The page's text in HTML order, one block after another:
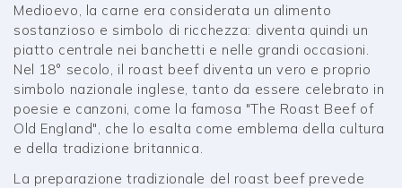
Medioevo, la carne era considerata un alimento
sostanzioso e simbolo di ricchezza: diventa quindi un
piatto centrale nei banchetti e nelle grandi occasioni.
Nel 18° secolo, il roast beef diventa un vero e proprio
simbolo nazionale inglese, tanto da essere celebrato in
poesie e canzoni, come la famosa "The Roast Beef of
Old England", che lo esalta come emblema della cultura
e della tradizione britannica.
La preparazione tradizionale del roast beef prevede